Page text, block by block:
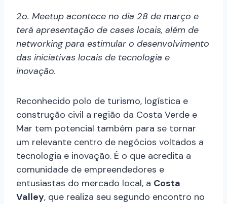
2o. Meetup acontece no dia 28 de março e
terá apresentação de cases locais, além de
networking para estimular o desenvolvimento
das iniciativas locais de tecnologia e
inovação.
Reconhecido polo de turismo, logística e
construção civil a região da Costa Verde e
Mar tem potencial também para se tornar
um relevante centro de negócios voltados a
tecnologia e inovação. É o que acredita a
comunidade de empreendedores e
entusiastas do mercado local, a Costa
Valley, que realiza seu segundo encontro no